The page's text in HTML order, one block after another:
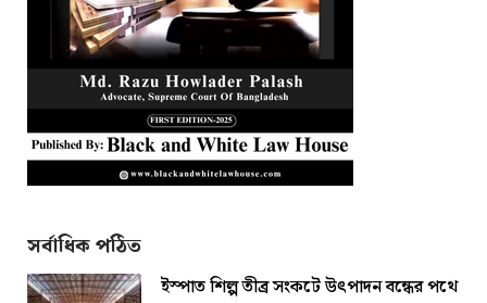
সর্বাধিক পঠিত
ইস্পাত শিল্প তীব্র সংকটে উৎপাদন বন্ধের পথে